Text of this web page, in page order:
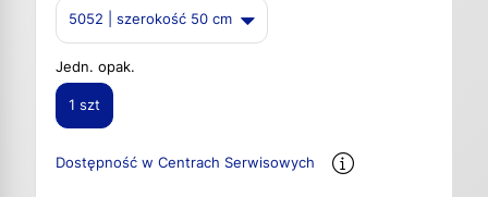
5052 | szerokość 50 cm
Jedn. opak.
1 szt
Dostępność w Centrach Serwisowych